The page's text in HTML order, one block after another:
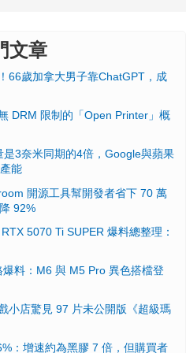
文章
66歲加拿大男子靠ChatGPT，成
DRM 限制的「Open Printer」概
3奈米同期的4倍，Google與蘋果
能
開源工具幫開發者省下 70 萬
92%
5070 Ti SUPER 爆料總整理：
料：M6 與 M5 Pro 異色搭檔登
小店驚見 97 片未公開版《超級瑪
：增速約為黑膠 7 倍，但購買者